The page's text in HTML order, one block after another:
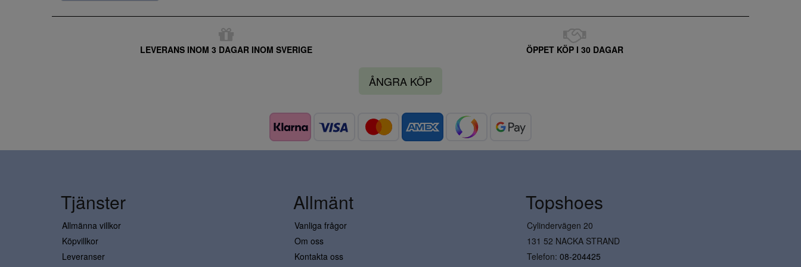
LEVERANS INOM 3 DAGAR INOM SVERIGE ÖPPET KÖP I 30 DAGAR
ÅNGRA KÖP
Tjänster
Allmänna villkor
Köpvillkor
Leveranser
Allmänt
Vanliga frågor
Om oss
Kontakta oss
Topshoes
Cylindervägen 20
131 52 NACKA STRAND
Telefon: 08-204425